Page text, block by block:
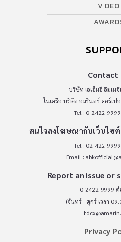
VIDEO
Contact
บริษัท เอเอ็มอี อิมเม
ในเครือ บริษัท อมรินทร์ คอร์เป
Tel : 0-2422-
สนใจลงโฆษณากับเว็บไซต์
Tel : 02-422-
Email :
Report an issue or
0-2422-9999
(จันทร์ - ศุกร์ เวลา
Privacy